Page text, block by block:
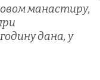
манастиру,
дана, у